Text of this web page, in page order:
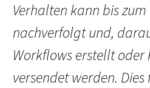
Verhalten kann bis
nachverfolgt und,
Workflows erstellt oder
versendet werden.